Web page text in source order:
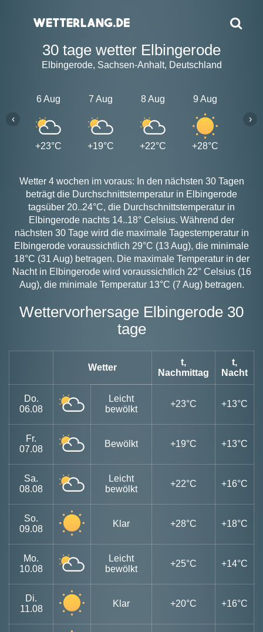
30 tage wetter Elbingerode
Elbingerode, Sachsen-Anhalt, Deutschland
6 Aug
+23°C
7 Aug
+19°C
8 Aug
+22°C
9 Aug
+28°C
‹ ›
Wetter 4 wochen im voraus: In den nächsten 30 Tagen
beträgt die Durchschnittstemperatur in Elbingerode
tagsüber 20..24°C, die Durchschnittstemperatur in
Elbingerode nachts 14..18° Celsius. Während der
nächsten 30 Tage wird die maximale Tagestemperatur in
Elbingerode voraussichtlich 29°C (13 Aug), die minimale
18°C (31 Aug) betragen. Die maximale Temperatur in der
Nacht in Elbingerode wird voraussichtlich 22° Celsius (16
Aug), die minimale Temperatur 13°C (7 Aug) betragen.
Wettervorhersage Elbingerode 30
tage
Wetter
t,
Nachmittag
t,
Nacht
Do.
06.08
Leicht
bewölkt
+23°C +13°C
Fr.
07.08
Bewölkt +19°C +13°C
Sa.
08.08
Leicht
bewölkt
+22°C +16°C
So.
09.08
Klar +28°C +18°C
Mo.
10.08
Leicht
bewölkt
+25°C +14°C
Di.
11.08
Klar +20°C +16°C